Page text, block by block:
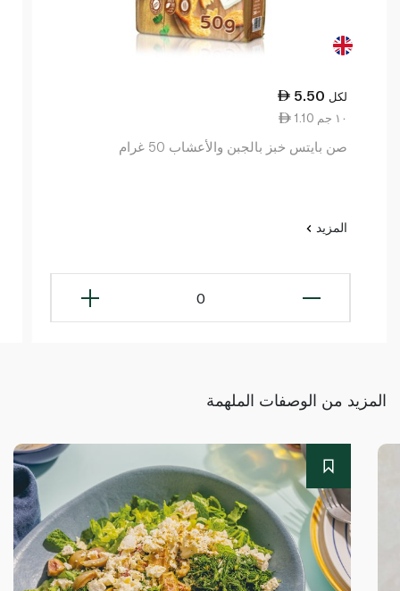
5.50 لكل
1.10 ١٠ جم
صن بايتس خبز بالجبن والأعشاب 50 غرام
المزيد
0
المزيد من الوصفات الملهمة